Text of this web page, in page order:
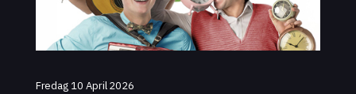
Fredag 10 April 2026